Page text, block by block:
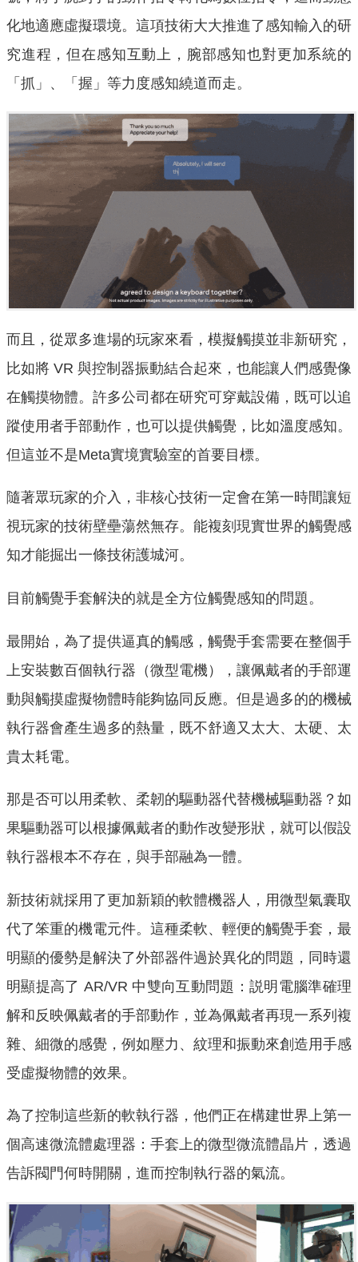
化地適應虛擬環境。這項技術大大推進了感知輸入的研
究進程，但在感知互動上，腕部感知也對更加系統的
「抓」、「握」等力度感知繞道而走。
而且，從眾多進場的玩家來看，模擬觸摸並非新研究，
比如將 VR 與控制器振動結合起來，也能讓人們感覺像
在觸摸物體。許多公司都在研究可穿戴設備，既可以追
蹤使用者手部動作，也可以提供觸覺，比如溫度感知。
但這並不是Meta實境實驗室的首要目標。
隨著眾玩家的介入，非核心技術一定會在第一時間讓短
視玩家的技術壁壘蕩然無存。能複刻現實世界的觸覺感
知才能掘出一條技術護城河。
目前觸覺手套解決的就是全方位觸覺感知的問題。
最開始，為了提供逼真的觸感，觸覺手套需要在整個手
上安裝數百個執行器（微型電機），讓佩戴者的手部運
動與觸摸虛擬物體時能夠協同反應。但是過多的的機械
執行器會產生過多的熱量，既不舒適又太大、太硬、太
貴太耗電。
那是否可以用柔軟、柔韌的驅動器代替機械驅動器？如
果驅動器可以根據佩戴者的動作改變形狀，就可以假設
執行器根本不存在，與手部融為一體。
新技術就採用了更加新穎的軟體機器人，用微型氣囊取
代了笨重的機電元件。這種柔軟、輕便的觸覺手套，最
明顯的優勢是解決了外部器件過於異化的問題，同時還
明顯提高了 AR/VR 中雙向互動問題：説明電腦準確理
解和反映佩戴者的手部動作，並為佩戴者再現一系列複
雜、細微的感覺，例如壓力、紋理和振動來創造用手感
受虛擬物體的效果。
為了控制這些新的軟執行器，他們正在構建世界上第一
個高速微流體處理器：手套上的微型微流體晶片，透過
告訴閥門何時開關，進而控制執行器的氣流。